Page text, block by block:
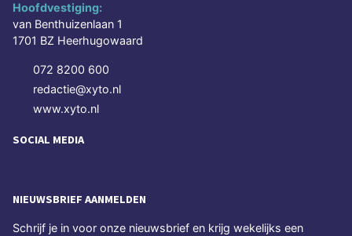
Hoofdvestiging:
van Benthuizenlaan 1
1701 BZ Heerhugowaard
072 8200 600
redactie@xyto.nl
www.xyto.nl
SOCIAL MEDIA
NIEUWSBRIEF AANMELDEN
Schrijf je in voor onze nieuwsbrief en krijg wekelijks een